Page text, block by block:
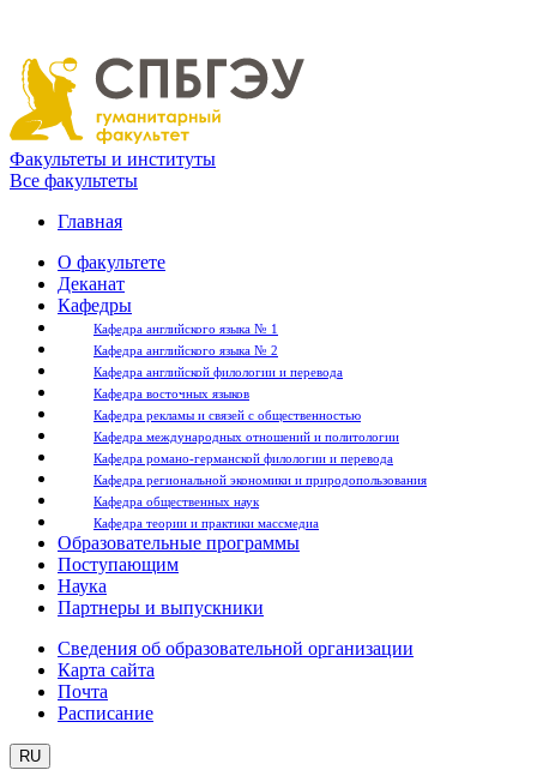
Факультеты и институты
Все факультеты
Главная
О факультете
Деканат
Кафедры
Кафедра английского языка № 1
Кафедра английского языка № 2
Кафедра английской филологии и перевода
Кафедра восточных языков
Кафедра рекламы и связей с общественностью
Кафедра международных отношений и политологии
Кафедра романо-германской филологии и перевода
Кафедра региональной экономики и природопользования
Кафедра общественных наук
Кафедра теории и практики массмедиа
Образовательные программы
Поступающим
Наука
Партнеры и выпускники
Сведения об образовательной организации
Карта сайта
Почта
Расписание
RU